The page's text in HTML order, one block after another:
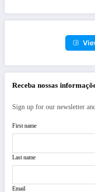
Receba nossas
Sign up for our newsletter
First name
Last name
Email